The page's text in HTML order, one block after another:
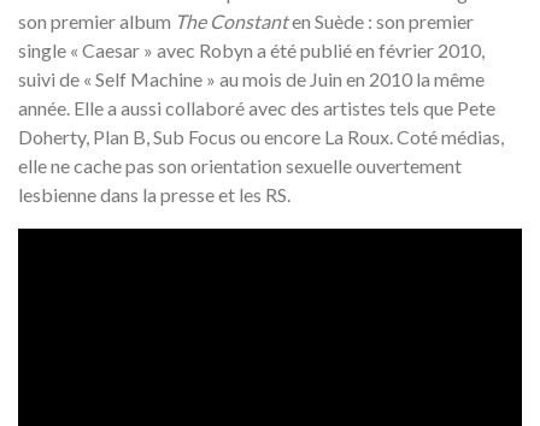
son premier album The Constanten Suède : son premier
single « Caesar » avec Robyn a été publié en février 2010,
suivi de « Self Machine » au mois de Juin en 2010 la même
année. Elle a aussi collaboré avec des artistes tels que Pete
Doherty, Plan B, Sub Focus ou encore La Roux. Coté médias,
elle ne cache pas son orientation sexuelle ouvertement
lesbienne dans la presse et les RS.